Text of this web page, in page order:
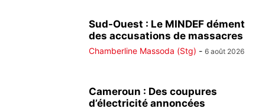
Sud-Ouest : Le MINDEF dément
des accusations de massacres
Chamberline Massoda (Stg) - 6 août 2026
Cameroun : Des coupures
d’électricité annoncées